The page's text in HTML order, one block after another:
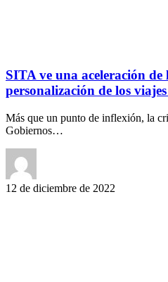
SITA ve una aceleración
personalización de los viajes
Más que un punto de inflexión, la
Gobiernos…
12 de diciembre de 2022